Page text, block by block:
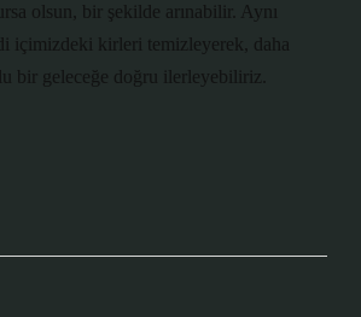
olsun, bir şekilde arınabilir. Aynı
içimizdeki kirleri temizleyerek, daha
bir geleceğe doğru ilerleyebiliriz.